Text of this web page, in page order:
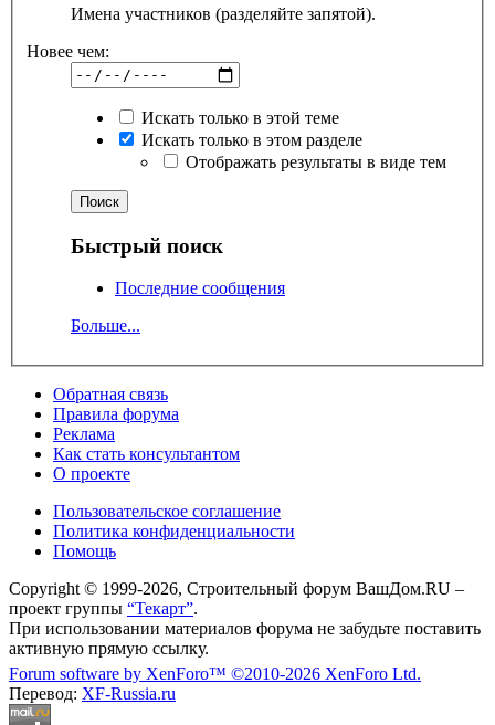
Имена участников (разделяйте запятой).
Новее чем:
Искать только в этой теме
Искать только в этом разделе
Отображать результаты в виде тем
Быстрый поиск
Последние сообщения
Больше...
Обратная связь
Правила форума
Реклама
Как стать консультантом
О проекте
Пользовательское соглашение
Политика конфиденциальности
Помощь
Copyright © 1999-2026, Строительный форум ВашДом.RU –
проект группы “Текарт”.
При использовании материалов форума не забудьте поставить
активную прямую ссылку.
Forum software by XenForo™ ©2010-2026 XenForo Ltd.
Перевод: XF-Russia.ru